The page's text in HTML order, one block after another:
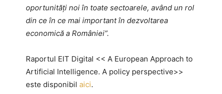
oportunități noi în toate sectoarele, având un rol
din ce în ce mai important în dezvoltarea
economică a României”.
Raportul EIT Digital << A European Approach to
Artificial Intelligence. A policy perspective>>
este disponibil aici.